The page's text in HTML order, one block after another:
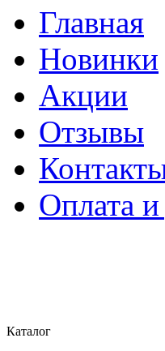
Главная
Новинки
Акции
Отзывы
Оплата и
Каталог